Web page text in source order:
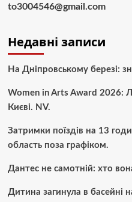
to3004546@gmail.com
Недавні записи
На Дніпровському березі:
Women in Arts Award 2026:
Києві. NV.
Затримки поїздів на 13
область поза графіком.
Дантес не самотній: хто
Дитина загинула в басейні